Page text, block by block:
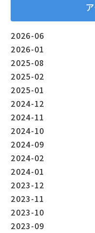
2026-06
2026-01
2025-08
2025-02
2025-01
2024-12
2024-11
2024-10
2024-09
2024-02
2024-01
2023-12
2023-11
2023-10
2023-09